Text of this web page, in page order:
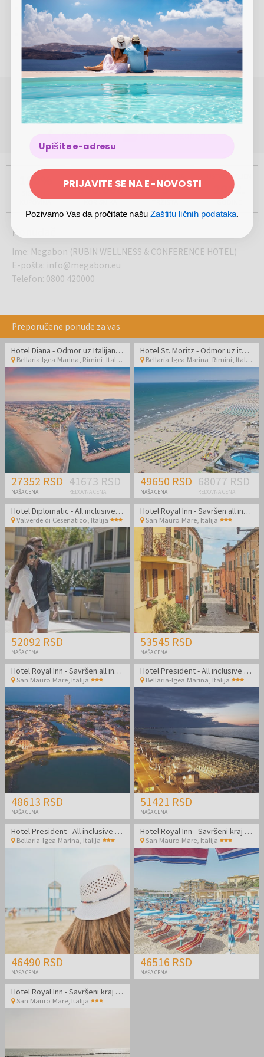
Kućni ljubimci su dozvoljeni uz doplatu u iznosu od 10
€/kućni ljubimac/noć
Boravišna taksa u iznosu od 2 €/osoba od 14 godina
nadalje/noć nije uključena u cenu
POTREBNA VAM JE POMOĆ OKO REZERVACIJE ILI
KUPOVINE?
(Pon-Pet 8.00 - 17.00)
100%
SIGURNA
KUPOVINA
500.000
KORISNIKA
5
TRŽIŠTA
USTANOVLJEN
2012.
GODINE
Ponuđač
Ime: Megabon (RUBIN WELLNESS & CONFERENCE HOTEL)
E-pošta: info@megabon.eu
Telefon: 0800 420000
Preporučene ponude za vas
Hotel Diana - Odmor uz Italijansku obalu
Bellaria Igea Marina, Rimini Italija
27352 RSD
NAŠA CENA
41673 RSD
REDOVNA CENA
Hotel St. Moritz - Odmor uz italijansku obalu
Bellaria-Igea Marina, Rimini Italija
49650 RSD
NAŠA CENA
68077 RSD
REDOVNA CENA
Hotel Diplomatic - All inclusive kraj leta u Cesenaticu
Valverde di Cesenatico Italija
52092 RSD
NAŠA CENA
Hotel Royal Inn - Savršen all inclusive light kraj leta odmah pored plaže
San Mauro Mare Italija
53545 RSD
NAŠA CENA
Hotel Royal Inn - Savršen all inclusive light kraj leta odmah pored plaže
San Mauro Mare, Italija
48613 RSD
NAŠA CENA
Hotel President - All inclusive light odmor uz plažu
Bellaria-Igea Marina, Italija
51421 RSD
NAŠA CENA
Hotel President - All inclusive light odmor odmah pored plaže
Bellaria-Igea Marina, Italija
46490 RSD
NAŠA CENA
Hotel Royal Inn - Savršeni kraj leta odmah pored plaže u Italiji
San Mauro Mare, Italija
46516 RSD
NAŠA CENA
Hotel Royal Inn - Savršeni kraj leta odmah pored plaže u Italiji
San Mauro Mare, Italija
PRIJAVITE SE NA E-NOVOSTI
Pozivamo Vas da pročitate našuZaštitu ličnih podataka.